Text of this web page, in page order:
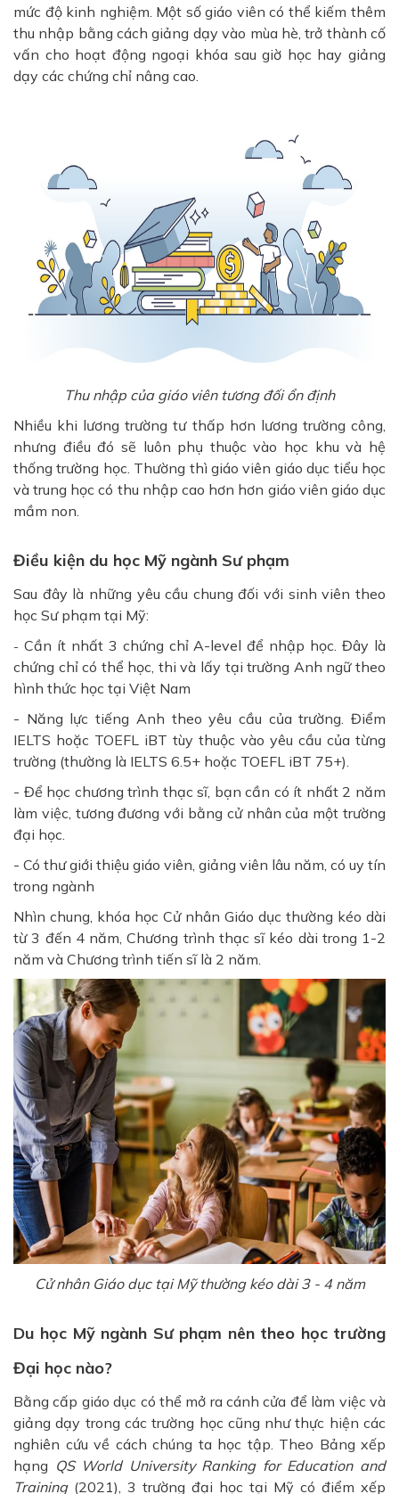
mức độ kinh nghiệm. Một số giáo viên có thể kiếm thêm
thu nhập bằng cách giảng dạy vào mùa hè, trở thành cố
vấn cho hoạt động ngoại khóa sau giờ học hay giảng
dạy các chứng chỉ nâng cao.
Thu nhập của giáo viên tương đối ổn định
Nhiều khi lương trường tư thấp hơn lương trường công,
nhưng điều đó sẽ luôn phụ thuộc vào học khu và hệ
thống trường học. Thường thì giáo viên giáo dục tiểu học
và trung học có thu nhập cao hơn hơn giáo viên giáo dục
mầm non.
Điều kiện du học Mỹ ngành Sư phạm
Sau đây là những yêu cầu chung đối với sinh viên theo
học Sư phạm tại Mỹ:
- Cần ít nhất 3 chứng chỉ A-level để nhập học. Đây là
chứng chỉ có thể học, thi và lấy tại trường Anh ngữ theo
hình thức học tại Việt Nam
- Năng lực tiếng Anh theo yêu cầu của trường. Điểm
IELTS hoặc TOEFL iBT tùy thuộc vào yêu cầu của từng
trường (thường là IELTS 6.5+ hoặc TOEFL iBT 75+).
- Để học chương trình thạc sĩ, bạn cần có ít nhất 2 năm
làm việc, tương đương với bằng cử nhân của một trường
đại học.
- Có thư giới thiệu giáo viên, giảng viên lâu năm, có uy tín
trong ngành
Nhìn chung, khóa học Cử nhân Giáo dục thường kéo dài
từ 3 đến 4 năm, Chương trình thạc sĩ kéo dài trong 1-2
năm và Chương trình tiến sĩ là 2 năm.
Cử nhân Giáo dục tại Mỹ thường kéo dài 3 - 4 năm
Du học Mỹ ngành Sư phạm nên theo học trường
Đại học nào?
Bằng cấp giáo dục có thể mở ra cánh cửa để làm việc và
giảng dạy trong các trường học cũng như thực hiện các
nghiên cứu về cách chúng ta học tập. Theo Bảng xếp
hạng QS World University Ranking for Education and
Training (2021), 3 trường đại học tại Mỹ có điểm xếp